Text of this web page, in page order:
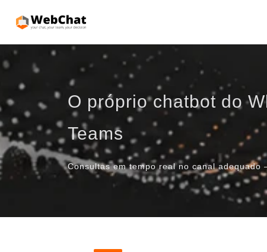
O próprio chatbot do
Teams
Consultas em tempo real no canal